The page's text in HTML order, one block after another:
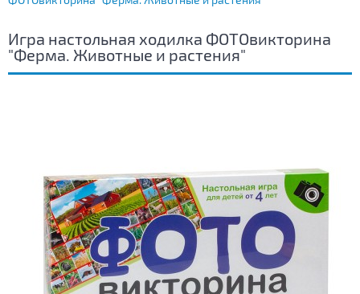
Игра настольная ходилка ФОТОвикторина
"Ферма. Животные и растения"